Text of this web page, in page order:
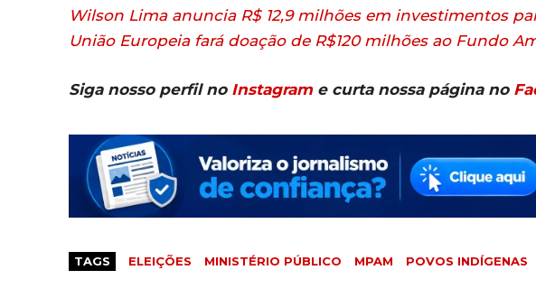
Wilson Lima anuncia R$ 12,9 milhões em investimentos
União Europeia fará doação de R$120 milhões ao Fundo
Siga nosso perfil no Instagrame curta nossa página no
TAGS ELEIÇÕES MINISTÉRIO PÚBLICO MPAM POVOS INDÍGENAS